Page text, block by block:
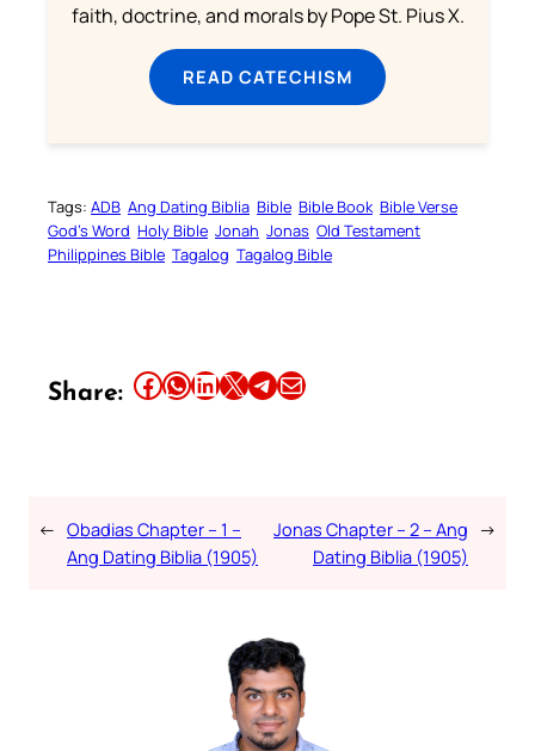
faith, doctrine, and morals by Pope St. Pius X.
READ CATECHISM
Tags: ADB Ang Dating Biblia Bible Bible Book Bible Verse
God’s Word Holy Bible Jonah Jonas Old Testament
Philippines Bible Tagalog Tagalog Bible
Share: Share this article on Facebook Share this article on WhatsApp Share this article on LinkedIn Share this article on X Share this article on TelegramEmail this Article
← Obadias Chapter – 1 –
Ang Dating Biblia (1905)
Jonas Chapter – 2 – Ang
Dating Biblia (1905)
→